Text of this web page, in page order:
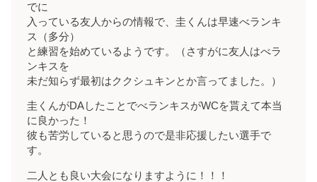
でに
入っている友人からの情報で、圭くんは早速べランキ
ス（多分）
と練習を始めているようです。（さすがに友人はべラ
ンキスを
未だ知らず最初はククシュキンとか言ってました。）
圭くんがDAしたことでべランキスがWCを貰えて本当
に良かった！
彼も苦労していると思うので是非応援したい選手で
す。
二人とも良い大会になりますように！！！